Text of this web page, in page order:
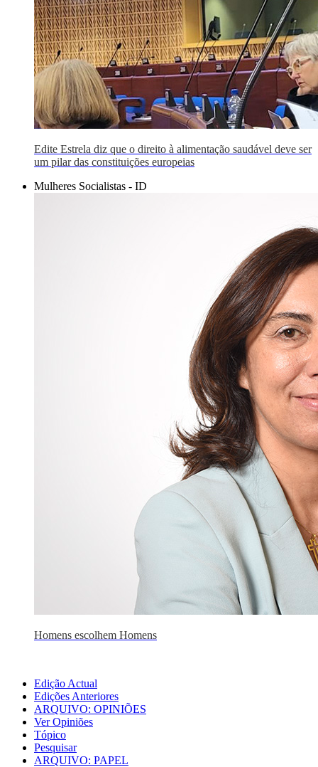
Edite Estrela diz que o direito à alimentação saudável deve ser
um pilar das constituições europeias
Mulheres Socialistas - ID
Homens escolhem Homens
Edição Actual
Edições Anteriores
ARQUIVO: OPINIÕES
Ver Opiniões
Tópico
Pesquisar
ARQUIVO: PAPEL